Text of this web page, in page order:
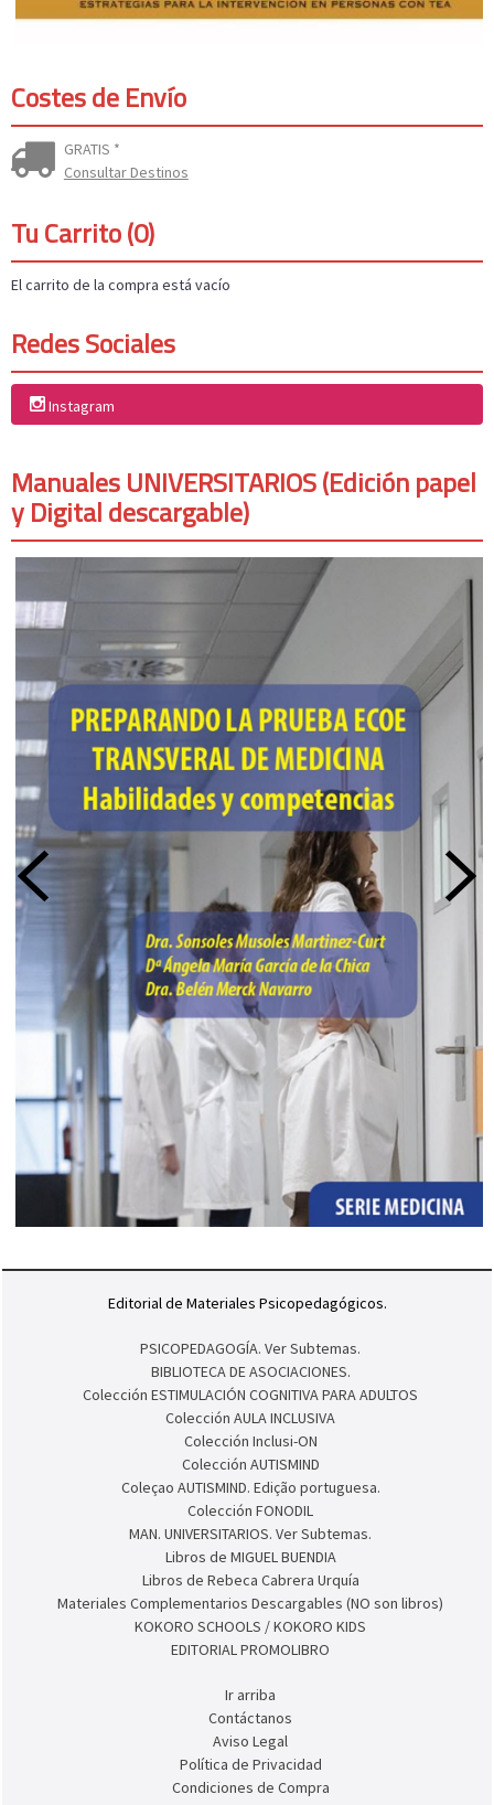
Costes de Envío
GRATIS *
Consultar Destinos
Tu Carrito (0)
El carrito de la compra está vacío
Redes Sociales
Instagram
Manuales UNIVERSITARIOS (Edición papel
y Digital descargable)
Editorial de Materiales Psicopedagógicos.
PSICOPEDAGOGÍA. Ver Subtemas.
BIBLIOTECA DE ASOCIACIONES.
Colección ESTIMULACIÓN COGNITIVA PARA ADULTOS
Colección AULA INCLUSIVA
Colección Inclusi-ON
Colección AUTISMIND
Coleçao AUTISMIND. Edição portuguesa.
Colección FONODIL
MAN. UNIVERSITARIOS. Ver Subtemas.
Libros de MIGUEL BUENDIA
Libros de Rebeca Cabrera Urquía
Materiales Complementarios Descargables (NO son libros)
KOKORO SCHOOLS / KOKORO KIDS
EDITORIAL PROMOLIBRO
Ir arriba
Contáctanos
Aviso Legal
Política de Privacidad
Condiciones de Compra